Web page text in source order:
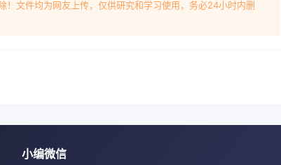
Q+/(Nmh)缩,使气体出口温度<100℃进入用户管网进
具有较强的刚度和强度。为保证精度和防止松动推力
隔套轮,见图2。3BCI457为增压机锻造筒型壳体,5锁紧
文件均为网友上传，仅供研究和学习使用，务必24小时内删
小编微信